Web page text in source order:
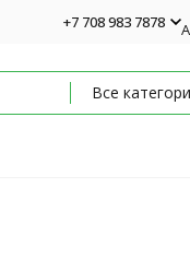
+7 708 983 7878
Все